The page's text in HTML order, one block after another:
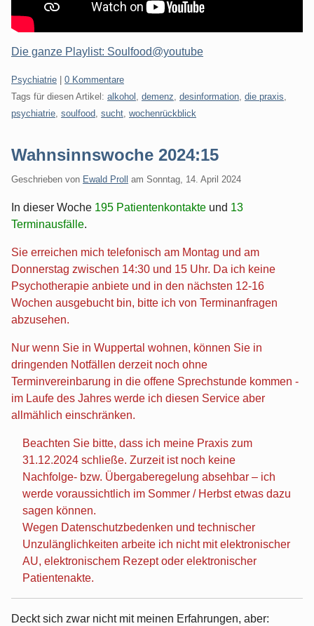
Die ganze Playlist: Soulfood@youtube
Kategorien:
Psychiatrie
0 Kommentare
Tags für diesen Artikel: alkohol , demenz, desinformation, die praxis,
psychiatrie, soulfood, sucht, wochenrückblick
Wahnsinnswoche 2024:15
Geschrieben von Ewald Proll am Sonntag, 14. April 2024
In dieser Woche 195 Patientenkontakte und 13
Terminausfälle.
Sie erreichen mich telefonisch am Montag und am
Donnerstag zwischen 14:30 und 15 Uhr. Da ich keine
Psychotherapie anbiete und in den nächsten 12-16
Wochen ausgebucht bin, bitte ich von Terminanfragen
abzusehen.
Nur wenn Sie in Wuppertal wohnen, können Sie in
dringenden Notfällen derzeit noch ohne
Terminvereinbarung in die offene Sprechstunde kommen -
im Laufe des Jahres werde ich diesen Service aber
allmählich einschränken.
Beachten Sie bitte, dass ich meine Praxis zum
31.12.2024 schließe. Zurzeit ist noch keine
Nachfolge- bzw. Übergaberegelung absehbar – ich
werde voraussichtlich im Sommer / Herbst etwas dazu
sagen können.
Wegen Datenschutzbedenken und technischer
Unzulänglichkeiten arbeite ich nicht mit elektronischer
AU, elektronischem Rezept oder elektronischer
Patientenakte.
Deckt sich zwar nicht mit meinen Erfahrungen, aber: